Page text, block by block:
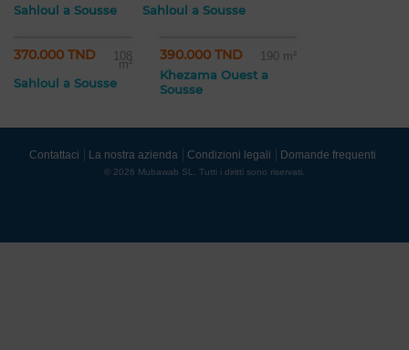
Sahloul a Sousse Sahloul a Sousse
370.000 TND 108
m²
Sahloul a Sousse
390.000 TND 190 m²
Khezama Ouest a
Sousse
Contattaci La nostra azienda Condizioni legali Domande frequenti
© 2026 Mubawab SL. Tutti i diritti sono riservati.